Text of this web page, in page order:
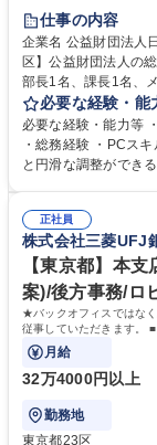
賞与あり
育休あり
食事補助あり
仕事の内容
企業名 公益財団法人日本アン
区】公益財団法人の総務人事
部長1名、課長1名、
当者として業務を覚
ジションとして活躍いただく
プの業務内容】 ・人
怠管理 ・官公庁への
管理 ・福利厚生関連
業務全般 募集職種 【東京／文京区】公益財団法人の総務人事業務／年間
休日125日
必要な経験・能
必要な経験・能力等
・総務経験 ・PCス
と円滑な調整ができるコ
正社員
株式会社三菱UFJ
【東京都】本
案)/後方事務/ロ
★バックオフィスではな
従事していただきます。
客様対応
月給
32万4000円以上
勤務地
東京都23区